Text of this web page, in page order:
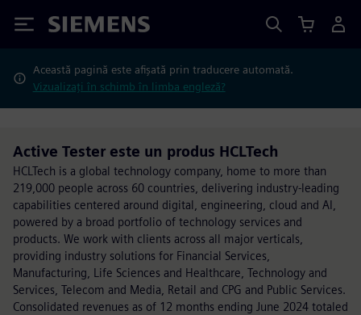
Siemens
Această pagină este afișată prin traducere automată.
Vizualizați în schimb în limba engleză?
Active Tester este un produs HCLTech
HCLTech is a global technology company, home to more than
219,000 people across 60 countries, delivering industry-leading
capabilities centered around digital, engineering, cloud and AI,
powered by a broad portfolio of technology services and
products. We work with clients across all major verticals,
providing industry solutions for Financial Services,
Manufacturing, Life Sciences and Healthcare, Technology and
Services, Telecom and Media, Retail and CPG and Public Services.
Consolidated revenues as of 12 months ending June 2024 totaled